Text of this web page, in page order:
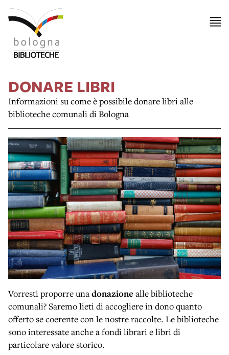
DONARE LIBRI
Informazioni su come è possibile donare libri alle
biblioteche comunali di Bologna
Vorresti proporre unadonazione alle biblioteche
comunali? Saremo lieti di accogliere in dono quanto
offerto se coerente con le nostre raccolte. Le biblioteche
sono interessate anche a fondi librari e libri di
particolare valore storico.